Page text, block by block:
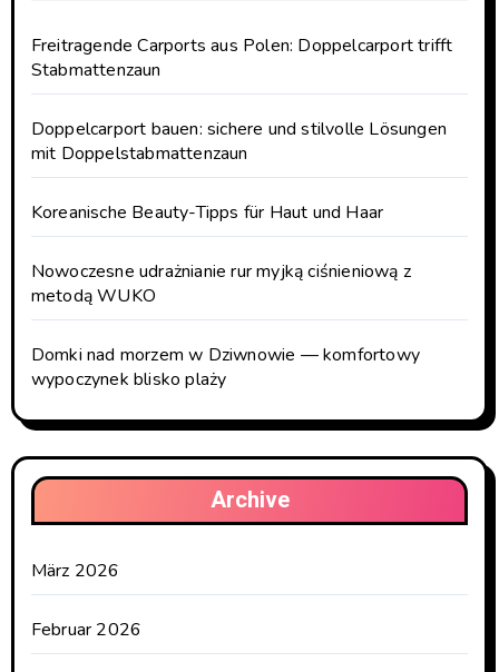
Freitragende Carports aus Polen: Doppelcarport trifft
Stabmattenzaun
Doppelcarport bauen: sichere und stilvolle Lösungen
mit Doppelstabmattenzaun
Koreanische Beauty-Tipps für Haut und Haar
Nowoczesne udrażnianie rur myjką ciśnieniową z
metodą WUKO
Domki nad morzem w Dziwnowie — komfortowy
wypoczynek blisko plaży
Archive
März 2026
Februar 2026